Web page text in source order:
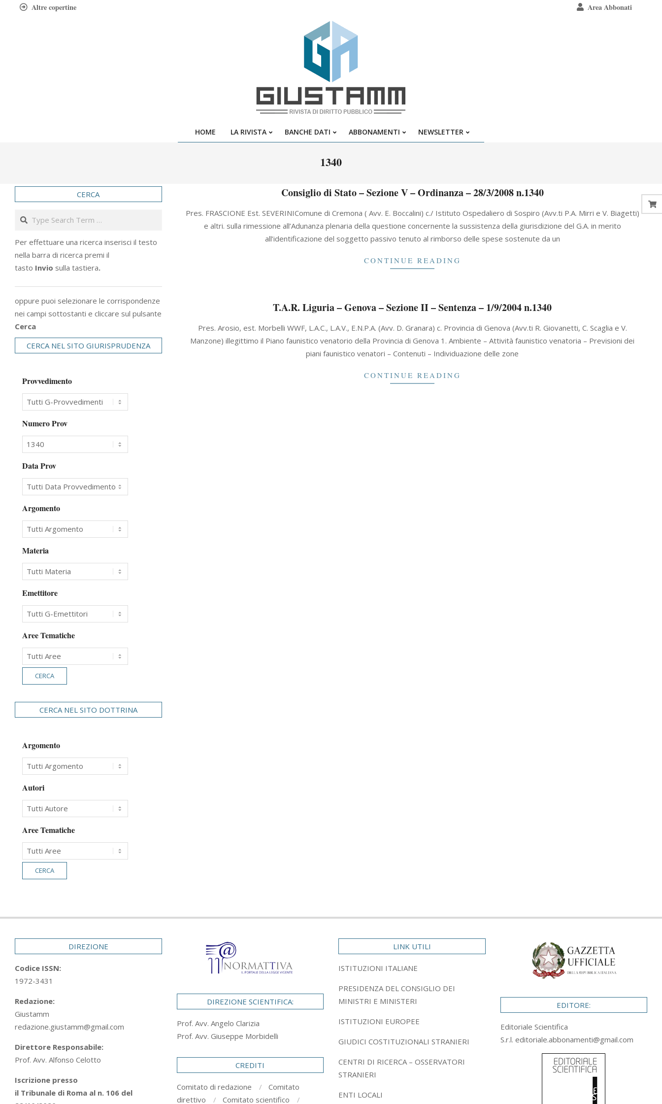
Altre copertine Area Abbonati
Giustamm
Primary
Menu
HOME LA RIVISTA BANCHE DATI ABBONAMENTI NEWSLETTER
1340
Consiglio di Stato – Sezione V – Ordinanza – 28/3/2008 n.1340
03-
Pres. FRASCIONE Est. SEVERINIComune di Cremona ( Avv. E. Boccalini) c./ Istituto Ospedaliero di Sospiro (Avv.ti P.A. Mirri e V. Biagetti)
e altri. sulla rimessione all’Adunanza plenaria della questione concernente la sussistenza della giurisdizione del G.A. in merito
all’identificazione del soggetto passivo tenuto al rimborso delle spese sostenute da un
CONTINUE READING
T.A.R. Liguria – Genova – Sezione II – Sentenza – 1/9/2004 n.1340
01
Pres. Arosio, est. Morbelli WWF, L.A.C., L.A.V., E.N.P.A. (Avv. D. Granara) c. Provincia di Genova (Avv.ti R. Giovanetti, C. Scaglia e V.
Manzone) illegittimo il Piano faunistico venatorio della Provincia di Genova 1. Ambiente – Attività faunistico venatoria – Previsioni dei
piani faunistico venatori – Contenuti – Individuazione delle zone
CONTINUE READING
CERCA
Search
Per effettuare una ricerca inserisci il testo
nella barra di ricerca premi il
tasto Invio sulla tastiera.
oppure puoi selezionare le corrispondenze
nei campi sottostanti e cliccare sul pulsante
Cerca
CERCA NEL SITO GIURISPRUDENZA
Provvedimento
Numero Prov
Data Prov
Argomento
Materia
Emettitore
Aree Tematiche
CERCA NEL SITO DOTTRINA
Argomento
Autori
Aree Tematiche
DIREZIONE
Codice ISSN:
1972-3431
Redazione:
Giustamm
redazione.giustamm@gmail.com
Direttore Responsabile:
Prof. Avv. Alfonso Celotto
Iscrizione presso
il Tribunale di Roma al n. 106 del
DIREZIONE SCIENTIFICA:
Prof. Avv. Angelo Clarizia
Prof. Avv. Giuseppe Morbidelli
CREDITI
Comitato di redazione
Comitato
direttivo
Comitato scientifico
LINK UTILI
ISTITUZIONI ITALIANE
PRESIDENZA DEL CONSIGLIO DEI
MINISTRI E MINISTERI
ISTITUZIONI EUROPEE
GIUDICI COSTITUZIONALI STRANIERI
CENTRI DI RICERCA – OSSERVATORI
STRANIERI
ENTI LOCALI
EDITORE:
Editoriale Scientifica
S.r.l. editoriale.abbonamenti@gmail.com